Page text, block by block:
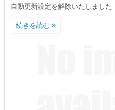
自動更新設定を解除いたしまし
続きを読む